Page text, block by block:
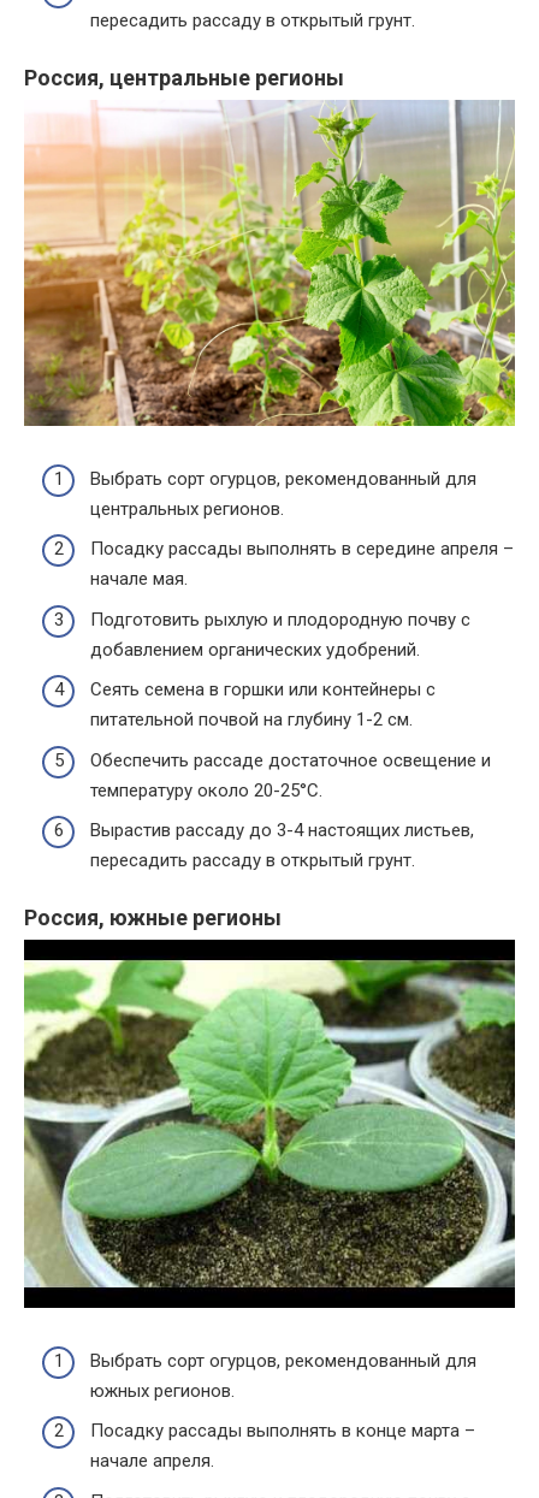
пересадить рассаду в открытый грунт.
Россия, центральные регионы
Выбрать сорт огурцов, рекомендованный для
центральных регионов.
Посадку рассады выполнять в середине апреля –
начале мая.
Подготовить рыхлую и плодородную почву с
добавлением органических удобрений.
Сеять семена в горшки или контейнеры с
питательной почвой на глубину 1-2 см.
Обеспечить рассаде достаточное освещение и
температуру около 20-25°C.
Вырастив рассаду до 3-4 настоящих листьев,
пересадить рассаду в открытый грунт.
Россия, южные регионы
Выбрать сорт огурцов, рекомендованный для
южных регионов.
Посадку рассады выполнять в конце марта –
начале апреля.